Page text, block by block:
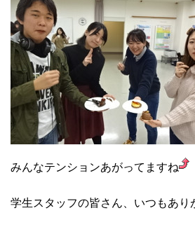
みんなテンションあがってますね
学生スタッフの皆さん、いつもあり